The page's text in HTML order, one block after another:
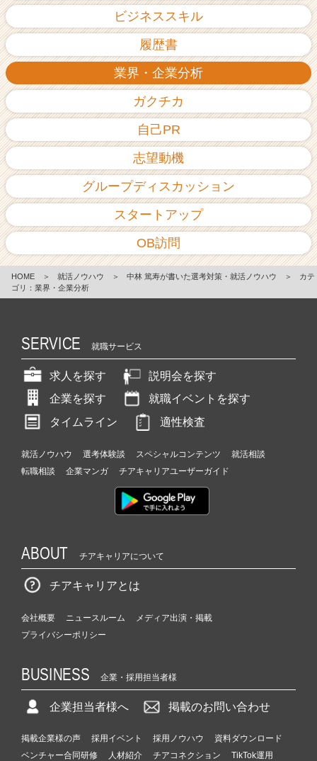
ビジネススキル
履歴書
業界・企業分析
ガクチカ
自己PR
志望動機
グループディスカッション
スタートアップ
OB訪問
HOME ＞ 就活ノウハウ ＞ 中林 篤寿が書いた選考対策・就活ノウハウ ＞
カテ
ゴリ：業界・企業分析
SERVICE 就職サービス
求人を探す
説明会を探す
企業を探す
就職イベントを探す
タイムライン
適性検査
就活ノウハウ 選考体験談 スペシャルコンテンツ
就活相談
転職相談
企業マンガ チアキャリアユーザーガイド
ABOUT チアキャリアについて
チアキャリアとは
会社概要 ニュースルーム
メディア出演・掲載
プライバシーポリシー
BUSINESS 企業・採用担当者様
企業担当者様へ 掲載のお問い合わせ
掲載企業様の声 採用イベント 採用ノウハウ
資料ダウンロード
ベンチャー合同研修
人材紹介 チアコネクション TikTok運用